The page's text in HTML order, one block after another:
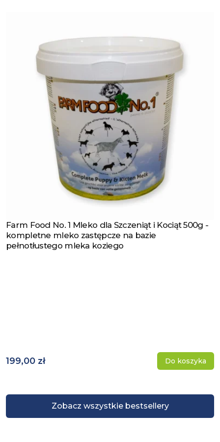
Zobacz wszystkie bestsellery
Zobacz produkt
Farm Food No. 1 Mleko dla Szczeniąt i Kociąt 500g -
kompletne mleko zastępcze na bazie
pełnotłustego mleka koziego
199,00 zł Do koszyka